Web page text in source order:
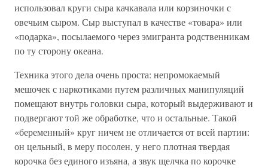
использовал круги сыра качкавала или корзиночки с
овечьим сыром. Сыр выступал в качестве «товара» или
«подарка», посылаемого через эмигранта родственникам
по ту сторону океана.
Техника этого дела очень проста: непромокаемый
мешочек с наркотиками путем различных манипуляций
помещают внутрь головки сыра, который выдерживают и
подвергают той же обработке, что и остальные. Такой
«беременный» круг ничем не отличается от всей партии:
он цельный, в меру посолен, у него плотная твердая
корочка без единого изъяна, а звук щелчка по корочке